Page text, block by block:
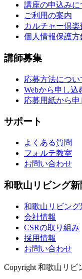
講座の申込みに
ご利用の案内
カルチャー倶
個人情報保護方
講師募集
応募方法につい
Webから申し込
応募用紙から申
サポート
よくある質問
フォルテ教室
お問い合わせ
和歌山リビング
和歌山リビン
会社情報
CSRの取り組み
採用情報
お問い合わせ
Copyright 和歌山リ